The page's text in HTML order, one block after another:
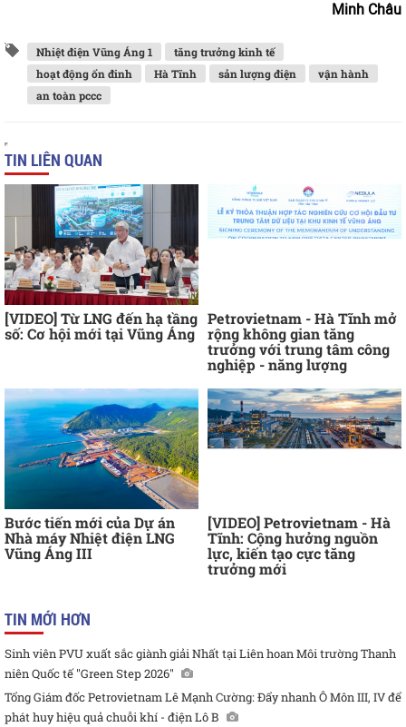
Minh Châu
Nhiệt điện Vũng Áng 1
tăng trưởng kinh tế
hoạt động ổn đinh
Hà Tĩnh sản lượng điện
vận hành
an toàn pccc
TIN LIÊN QUAN
[VIDEO] Từ LNG đến hạ tầng
số: Cơ hội mới tại Vũng Áng
Petrovietnam - Hà Tĩnh mở
rộng không gian tăng
trưởng với trung tâm công
nghiệp - năng lượng
Bước tiến mới của Dự án
Nhà máy Nhiệt điện LNG
Vũng Áng III
[VIDEO] Petrovietnam - Hà
Tĩnh: Cộng hưởng nguồn
lực, kiến tạo cực tăng
trưởng mới
TIN MỚI HƠN
Sinh viên PVU xuất sắc giành giải Nhất tại Liên hoan Môi trường Thanh
niên Quốc tế "Green Step 2026"
Tổng Giám đốc Petrovietnam Lê Mạnh Cường: Đẩy nhanh Ô Môn III, IV để
phát huy hiệu quả chuỗi khí - điện Lô B